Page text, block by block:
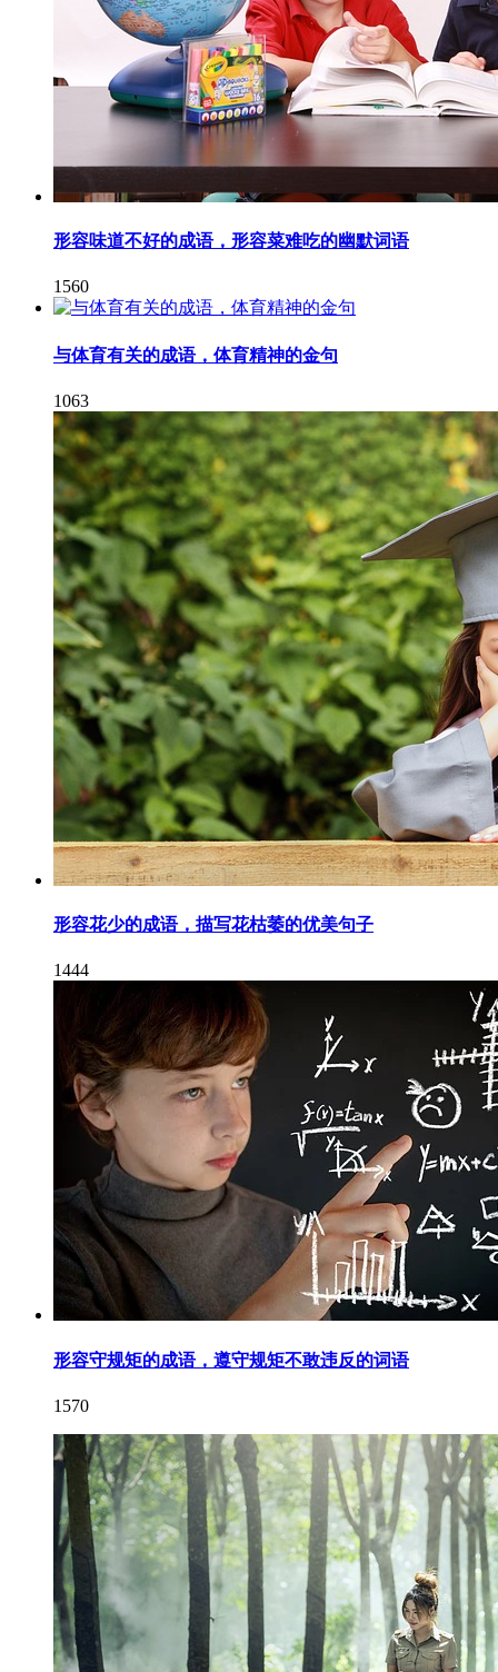
形容味道不好的成语，形容菜难吃的幽默词语
1560
与体育有关的成语，体育精神的金句
1063
形容花少的成语，描写花枯萎的优美句子
1444
形容守规矩的成语，遵守规矩不敢违反的词语
1570